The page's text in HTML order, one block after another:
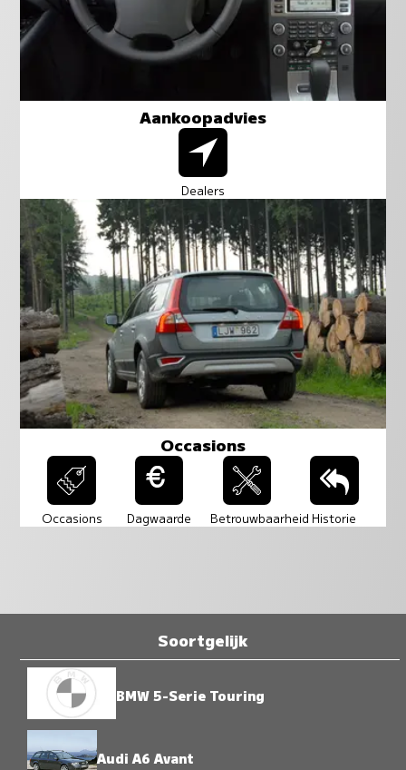
Aankoopadvies
Dealers
Occasions
Occasions Dagwaarde Betrouwbaarheid Historie
Soortgelijk
BMW 5-Serie Touring
Audi A6 Avant